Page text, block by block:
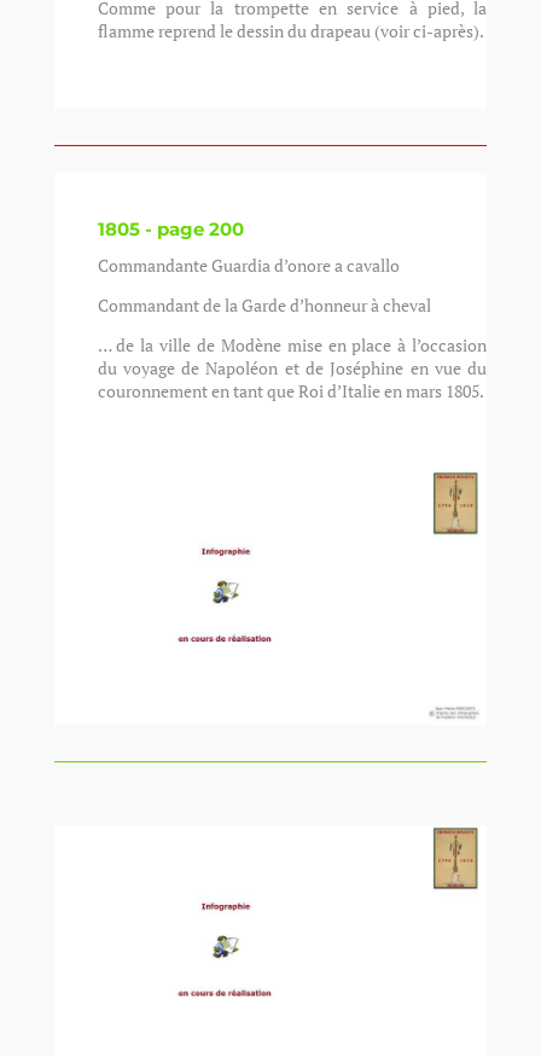
Comme pour la trompette en service à pied, la
flamme reprend le dessin du drapeau (voir ci-après).
1805 - page 200
Commandante Guardia d’onore a cavallo
Commandant de la Garde d’honneur à cheval
… de la ville de Modène mise en place à l’occasion
du voyage de Napoléon et de Joséphine en vue du
couronnement en tant que Roi d’Italie en mars 1805.